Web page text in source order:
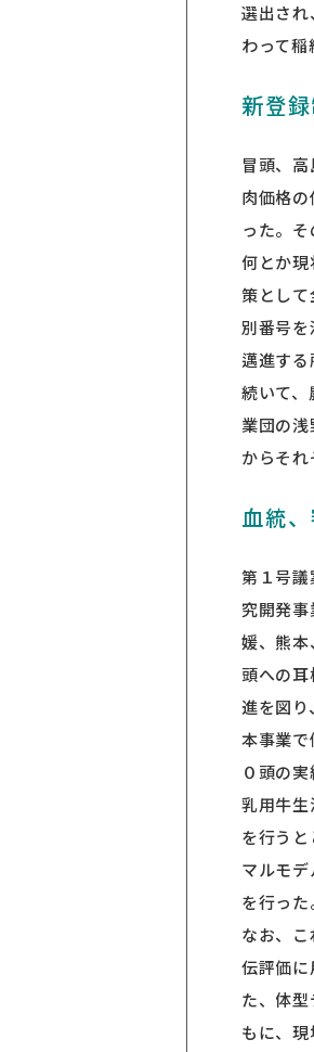
選出さ
わって稲
新登
冒頭、
肉価格
った。
何とか
策とし
別番号
邁進する
続いて
業団の
からそれ
血統
第１号
究開発
媛、熊
頭への
進を図り
本事業
０頭の
乳用牛
を行う
マルモ
を行った
なお、
伝評価
た、体
もに、